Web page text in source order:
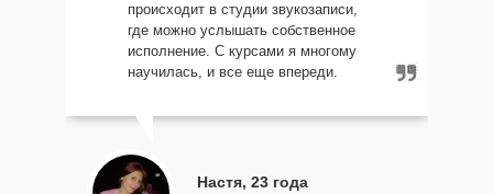
происходит в студии звукозаписи,
где можно услышать собственное
исполнение. С курсами я многому
научилась, и все еще впереди.
Настя, 23 года